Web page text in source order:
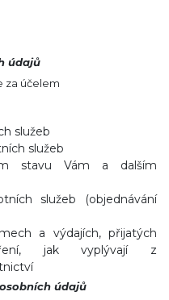
údajů
za účelem
služeb
služeb
stavu Vám a dalším
služeb (objednávání
a výdajích, přijatých
jak vyplývají z
údajů